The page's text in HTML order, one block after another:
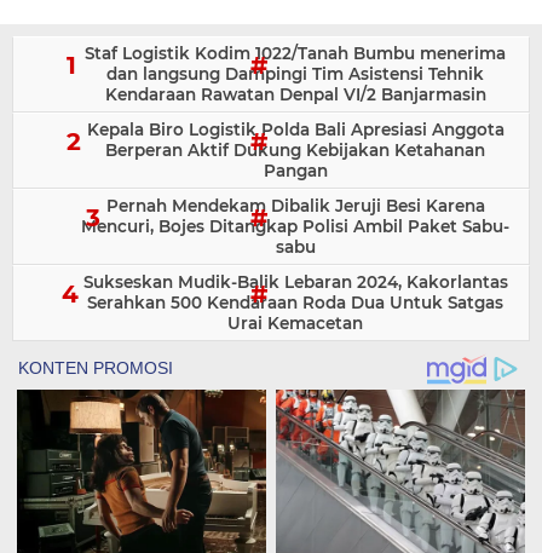
Staf Logistik Kodim 1022/Tanah Bumbu menerima
dan langsung Dampingi Tim Asistensi Tehnik
Kendaraan Rawatan Denpal VI/2 Banjarmasin
Kepala Biro Logistik Polda Bali Apresiasi Anggota
Berperan Aktif Dukung Kebijakan Ketahanan
Pangan
Pernah Mendekam Dibalik Jeruji Besi Karena
Mencuri, Bojes Ditangkap Polisi Ambil Paket Sabu-
sabu
Sukseskan Mudik-Balik Lebaran 2024, Kakorlantas
Serahkan 500 Kendaraan Roda Dua Untuk Satgas
Urai Kemacetan